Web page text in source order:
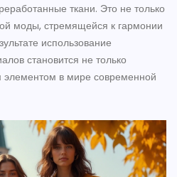
ткани. Это не только
моды, стремящейся к гармонии
использование
становится не только
в мире современной